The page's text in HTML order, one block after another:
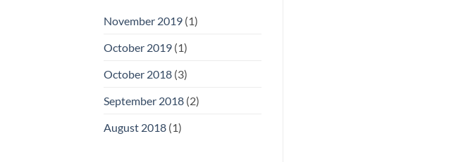
November 2019 (1)
October 2019 (1)
October 2018 (3)
September 2018 (2)
August 2018 (1)